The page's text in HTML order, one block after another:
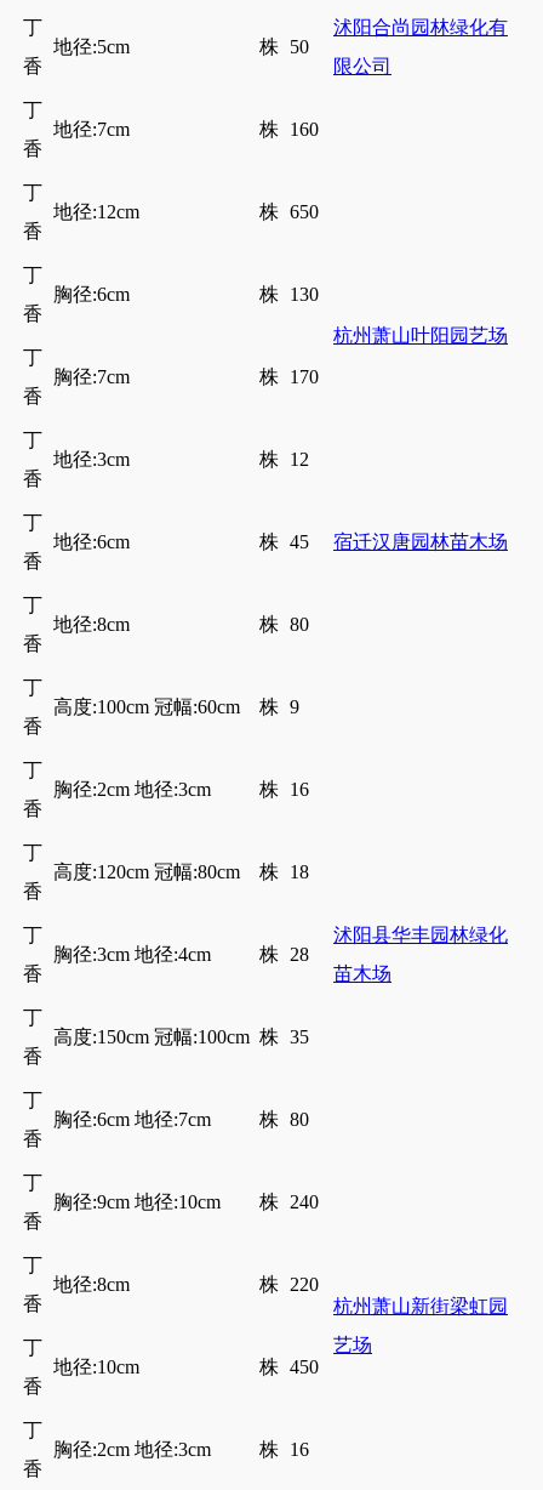
沭阳合尚园林绿化有
限公司
丁
香
地径:5cm 株 50
丁
香
地径:7cm 株 160
丁
香
地径:12cm 株 650
丁
香
胸径:6cm 株 130
杭州萧山叶阳园艺场
丁
香
胸径:7cm 株 170
丁
香
地径:3cm 株 12
宿迁汉唐园林苗木场
丁
香
地径:6cm 株 45
丁
香
地径:8cm 株 80
丁
香
高度:100cm 冠幅:60cm 株 9
沭阳县华丰园林绿化
苗木场
丁
香
胸径:2cm 地径:3cm 株 16
丁
香
高度:120cm 冠幅:80cm 株 18
丁
香
胸径:3cm 地径:4cm 株 28
丁
香
高度:150cm 冠幅:100cm 株 35
丁
香
胸径:6cm 地径:7cm 株 80
丁
香
胸径:9cm 地径:10cm 株 240
丁
香
地径:8cm 株 220
杭州萧山新街梁虹园
艺场
丁
香
地径:10cm 株 450
丁
香
胸径:2cm 地径:3cm 株 16